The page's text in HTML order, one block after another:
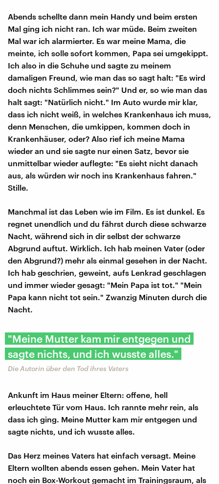
Abends schellte dann mein Handy und beim ersten
Mal ging ich nicht ran. Ich war müde. Beim zweiten
Mal war ich alarmierter. Es war meine Mama, die
meinte, ich solle sofort kommen, Papa sei umgekippt.
Ich also in die Schuhe und sagte zu meinem
damaligen Freund, wie man das so sagt halt: "Es wird
doch nichts Schlimmes sein?" Und er, so wie man das
halt sagt: "Natürlich nicht." Im Auto wurde mir klar,
dass ich nicht weiß, in welches Krankenhaus ich muss,
denn Menschen, die umkippen, kommen doch in
Krankenhäuser, oder? Also rief ich meine Mama
wieder an und sie sagte nur einen Satz, bevor sie
unmittelbar wieder auflegte: "Es sieht nicht danach
aus, als würden wir noch ins Krankenhaus fahren."
Stille.
Manchmal ist das Leben wie im Film. Es ist dunkel. Es
regnet unendlich und du fährst durch diese schwarze
Nacht, während sich in dir selbst der schwarze
Abgrund auftut. Wirklich. Ich hab meinen Vater (oder
den Abgrund?) mehr als einmal gesehen in der Nacht.
Ich hab geschrien, geweint, aufs Lenkrad geschlagen
und immer wieder gesagt: "Mein Papa ist tot." "Mein
Papa kann nicht tot sein." Zwanzig Minuten durch die
Nacht.
"Meine Mutter kam mir entgegen und
sagte nichts, und ich wusste alles."
Die Autorin über den Tod ihres Vaters
Ankunft im Haus meiner Eltern: offene, hell
erleuchtete Tür vom Haus. Ich rannte mehr rein, als
dass ich ging. Meine Mutter kam mir entgegen und
sagte nichts, und ich wusste alles.
Das Herz meines Vaters hat einfach versagt. Meine
Eltern wollten abends essen gehen. Mein Vater hat
noch ein Box-Workout gemacht im Trainingsraum, als